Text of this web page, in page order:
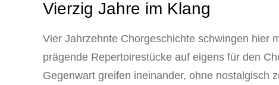
Vierzig Jahre im Klang
Vier Jahrzehnte Chorgeschichte schwingen hier
prägende Repertoirestücke auf eigens für den
Gegenwart greifen ineinander, ohne nostalgisch